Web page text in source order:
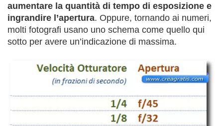
aumentare la quantità di tempo di esposizione e
ingrandire l’apertura. Oppure, tornando ai numeri,
molti fotografi usano uno schema come quello qui
sotto per avere un’indicazione di massima.